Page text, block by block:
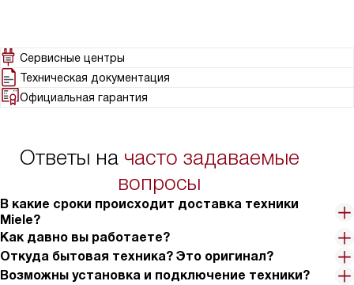
Сервисные центры
Техническая документация
Официальная гарантия
Ответы на часто задаваемые
вопросы
В какие сроки происходит доставка техники
Miele?
Как давно вы работаете?
Откуда бытовая техника? Это оригинал?
Возможны установка и подключение техники?